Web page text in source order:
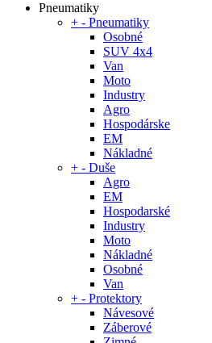
Pneumatiky
+ - Pneumatiky
Osobné
SUV 4x4
Van
Moto
Industry
Agro
Hospodárske
EM
Nákladné
+ - Duše
Agro
EM
Hospodarské
Industry
Moto
Nákladné
Osobné
Van
+ - Protektory
Návesové
Záberové